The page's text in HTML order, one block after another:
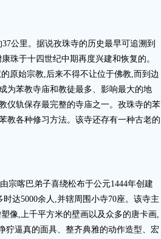
公里。据说孜珠寺的历史最早可追溯到
珠于十四世纪中期再度兴建和恢复的。
原始宗教,后来不得不让位于佛教,而到边
为苯教寺庙和教徒最多、影响最大的地
仪轨保存最完整的寺庙之一。孜珠寺的苯
教各种修习方法。该寺还存有一种古老的
宗喀巴弟子喜绕松布于公元1444年创建
达5000余人,并辖周围小寺70座。该寺主
像,上千平方米的壁画以及众多的唐卡画,
狞逼真的面具、整齐典雅的动作造型、宏